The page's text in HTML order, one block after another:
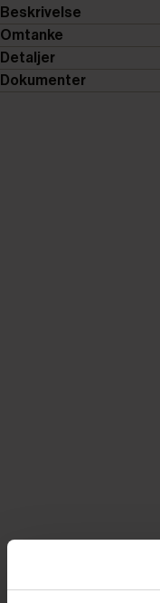
Beskrivelse
Omtanke
Detaljer
Dokumenter